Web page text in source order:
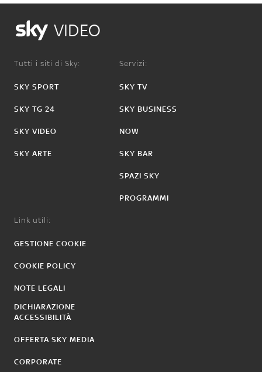
VIDEO
Tutti i siti di Sky:
SKY SPORT
SKY TG 24
SKY VIDEO
SKY ARTE
Servizi:
SKY TV
SKY BUSINESS
NOW
SKY BAR
SPAZI SKY
PROGRAMMI
Link utili:
GESTIONE COOKIE
COOKIE POLICY
NOTE LEGALI
DICHIARAZIONE
ACCESSIBILITÀ
OFFERTA SKY MEDIA
CORPORATE